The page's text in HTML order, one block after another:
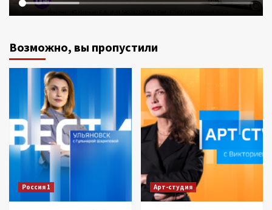
Возможно, вы пропустили
Россия 1 Арт-студия